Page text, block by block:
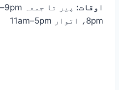
اوقات:
8pm، اتوار 11am–5pm